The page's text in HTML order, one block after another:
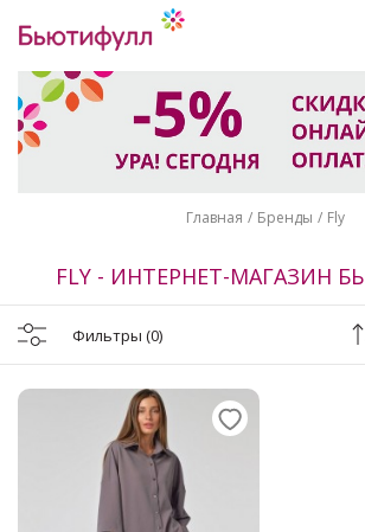
Главная Бренды Fly
FLY - ИНТЕРНЕТ-МАГАЗИН
Фильтры (0)